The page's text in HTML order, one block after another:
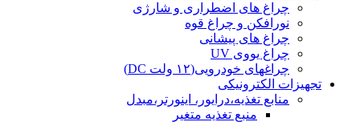
چراغ های اضطراری و شارژی
نورافکن و چراغ قوه
چراغ های پیشانی
چراغ یووی UV
چراغهای خودرویی(۱۲ ولت DC)
تجهیزات الکترونیکی
منابع تغذیه،درایور، اینورتر،مبدل
منبع تغذیه متغیر